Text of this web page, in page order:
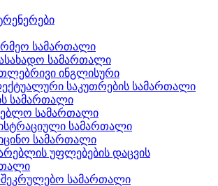
სამართალი
სამართალი
ინგლისური
საკუთრების სამართალი
სამართალი
სამართალი
სამართალი
სამართალი
უფლებების დაცვის
სამართალი